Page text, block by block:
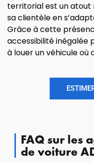
territorial est un atout
sa clientèle en
Grâce à cette
accessibilité inégalée
à louer un véhicule où
FAQ sur les
de voiture